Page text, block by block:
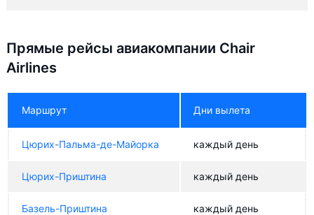
Прямые рейсы авиакомпании Chair
Airlines
Маршрут Дни вылета
Цюрих-Пальма-де-Майорка каждый день
Цюрих-Приштина каждый день
Базель-Приштина каждый день